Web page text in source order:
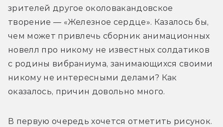
зрителей другое околовакандовское
творение — «Железное сердце». Казалось бы,
чем может привлечь сборник анимационных
новелл про никому не известных солдатиков
с родины вибраниума, занимающихся своими
никому не интересными делами? Как
оказалось, причин довольно много.
В первую очередь хочется отметить рисунок.